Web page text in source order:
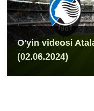
O'yin videosi
(02.06.2024)